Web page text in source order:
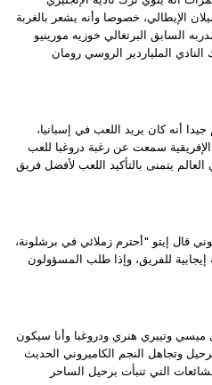
الإيطالي، خصوصا وأنه يشعر بالغربة
السابق البرتغالي خوزيه مورينيو
الملياردير الروسي رومان
أنه كان يريد اللعب في إسبانيا،
سمعت عن رغبة دروغبا للعب
يتمنى بالتأكيد اللعب لأفضل فريق
قال إيتو "أحترم زملائي في برشلونة،
للفريق، وإذا طلب المسؤولون
وتييري هنري ودروغبا وأنا سيكون
وتجاهل النجم الكاميروني الحديث
التي تنبأت برحيل الساحر